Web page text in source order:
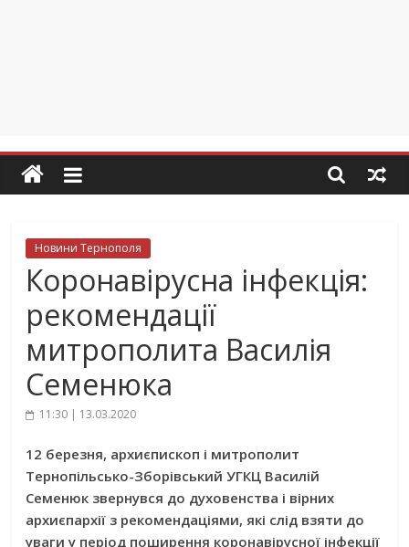
Новини Тернополя
Коронавірусна інфекція:
рекомендації
митрополита Василія
Семенюка
11:30 | 13.03.2020
12 березня, архиєпископ і митрополит
Тернопільсько-Зборівський УГКЦ Василій
Семенюк звернувся до духовенства і вірних
архиєпархії з рекомендаціями, які слід взяти до
уваги у період поширення коронавірусної інфекції